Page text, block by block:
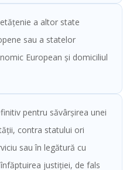
a altor state
sau a statelor
European şi domiciliul
pentru săvârșirea unei
contra statului ori
sau în legătură cu
justiției, de fals